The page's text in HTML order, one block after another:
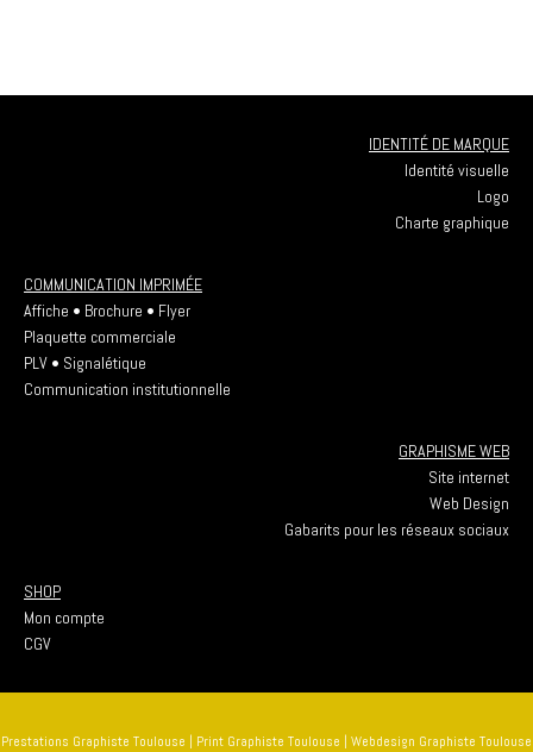
IDENTITÉ DE MARQUE
Identité visuelle
Logo
Charte graphique
COMMUNICATION IMPRIMÉE
Affiche • Brochure • Flyer
Plaquette commerciale
PLV • Signalétique
Communication institutionnelle
GRAPHISME WEB
Site internet
Web Design
Gabarits pour les réseaux sociaux
SHOP
Mon compte
CGV
Prestations Graphiste Toulouse | Print Graphiste Toulouse | Webdesign Graphiste Toulouse